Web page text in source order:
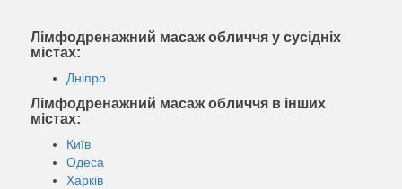
Лімфодренажний масаж обличчя у сусідніх
містах:
Дніпро
Лімфодренажний масаж обличчя в інших
містах:
Київ
Одеса
Харків